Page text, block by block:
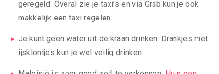
geregeld. Overal zie je taxi’s en via Grab kun je ook
makkelijk een taxi regelen.
Je kunt geen water uit de kraan drinken. Drankjes met
ijsklontjes kun je wel veilig drinken.